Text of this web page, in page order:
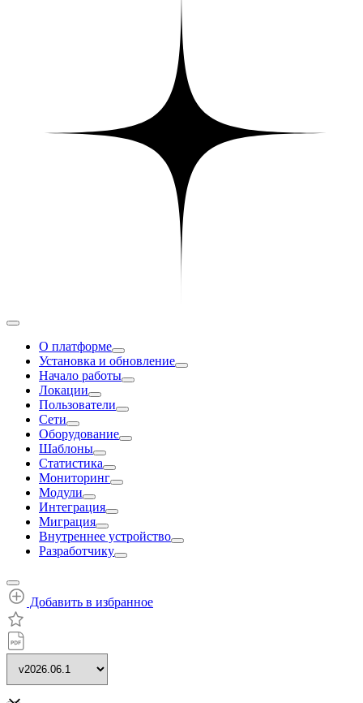
О платформе
Установка и обновление
Начало работы
Локации
Пользователи
Сети
Оборудование
Шаблоны
Статистика
Мониторинг
Модули
Интеграция
Миграция
Внутреннее устройство
Разработчику
Добавить в избранное